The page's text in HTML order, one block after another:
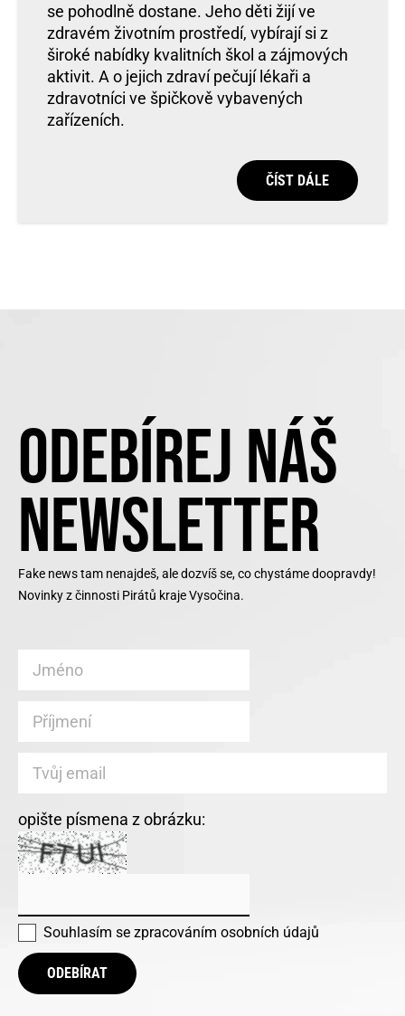
se pohodlně dostane. Jeho děti žijí ve
zdravém životním prostředí, vybírají si z
široké nabídky kvalitních škol a zájmových
aktivit. A o jejich zdraví pečují lékaři a
zdravotníci ve špičkově vybavených
zařízeních.
ČÍST DÁLE
ODEBÍREJ NÁŠ
NEWSLETTER
Fake news tam nenajdeš, ale dozvíš se, co chystáme doopravdy!
Novinky z činnosti Pirátů kraje Vysočina.
opište písmena z obrázku:
Souhlasím se zpracováním osobních údajů
ODEBÍRAT